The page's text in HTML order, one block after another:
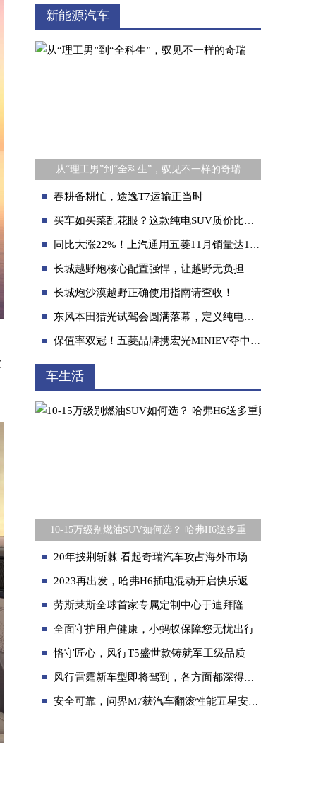
新能源汽车
从“理工男”到“全科生”，驭见不一样的奇瑞
春耕备耕忙，途逸T7运输正当时
买车如买菜乱花眼？这款纯电SUV质价比高，最欲迷人眼
同比大涨22%！上汽通用五菱11月销量达194,693辆
长城越野炮核心配置强悍，让越野无负担
长城炮沙漠越野正确使用指南请查收！
东风本田猎光试驾会圆满落幕，定义纯电座驾新标准！
保值率双冠！五菱品牌携宏光MINIEV夺中国自主品牌与中国纯电动汽车保值率双第一
车生活
10-15万级别燃油SUV如何选？ 哈弗H6送多重
20年披荆斩棘 看起奇瑞汽车攻占海外市场
2023再出发，哈弗H6插电混动开启快乐返程！
劳斯莱斯全球首家专属定制中心于迪拜隆重开幕
全面守护用户健康，小蚂蚁保障您无忧出行
恪守匠心，风行T5盛世款铸就军工级品质
风行雷霆新车型即将驾到，各方面都深得需要顾家养家用户的心
安全可靠，问界M7获汽车翻滚性能五星安全认证